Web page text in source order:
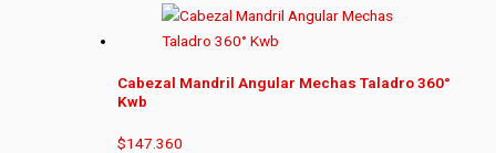
Cabezal Mandril Angular Mechas Taladro 360°
Kwb
$147.360